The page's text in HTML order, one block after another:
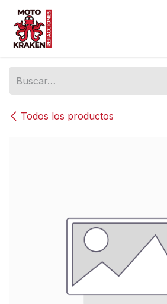
Ir al contenido
Todos los productos